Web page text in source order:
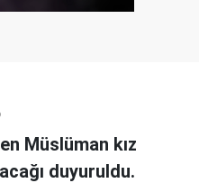
Müslüman kız
duyuruldu.